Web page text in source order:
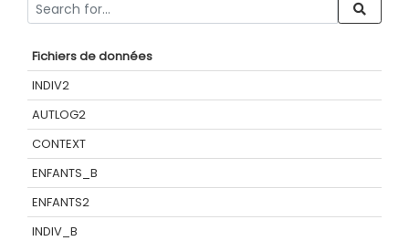
Fichiers de données
INDIV2
AUTLOG2
CONTEXT
ENFANTS_B
ENFANTS2
INDIV_B